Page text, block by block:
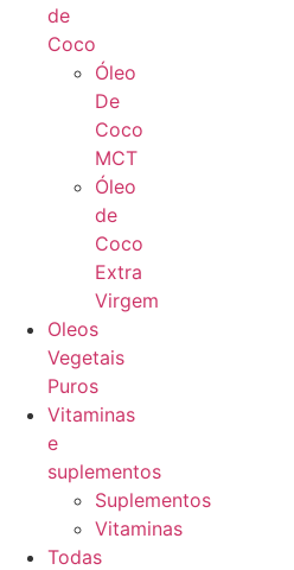
de
Coco
Óleo
De
Coco
MCT
Óleo
de
Coco
Extra
Virgem
Oleos
Vegetais
Puros
Vitaminas
e
suplementos
Suplementos
Vitaminas
Todas